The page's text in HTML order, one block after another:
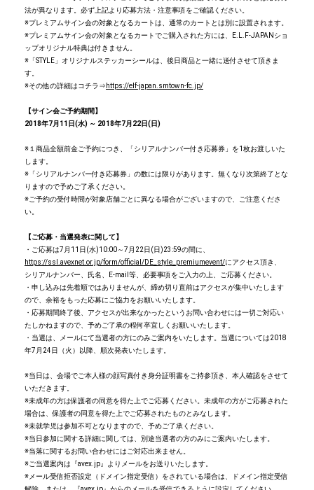
法が異なります。必ず上記より応募方法・注意事項をご確認ください。
※プレミアムサイン会の対象となるカートは、通常のカートとは別に設置されます。
※プレミアムサイン会の対象となるカートでご購入された方には、E.L.F-JAPANショ
ップオリジナル特典は付きません。
※「STYLE」オリジナルステッカーシールは、後日商品と一緒に送付させて頂きま
す。
※その他の詳細はコチラ⇒ https://elf-japan.smtown-fc.jp/
【サイン会ご予約期間】
2018年7月11日(水) ～ 2018年7月22日(日)
※１商品全額前金ご予約につき、「シリアルナンバー付き応募券」を1枚お渡しいた
します。
※「シリアルナンバー付き応募券」の数には限りがあります。無くなり次第終了とな
りますので予めご了承ください。
※ご予約の受付時間が対象店舗ごとに異なる場合がございますので、ご注意くださ
い。
【ご応募・当選発表に関して】
・ご応募は7月11日(水)10:00～7月22日(日)23:59の間に、
https://ssl.avexnet.or.jp/form/official/DE_style_premiumevent/にアクセス頂き、
シリアルナンバー、氏名、E-mail等、必要事項をご入力の上、ご応募ください。
・申し込みは先着順ではありませんが、締め切り直前はアクセスが集中いたします
ので、余裕をもった応募にご協力をお願いいたします。
・応募期間終了後、アクセスが出来なかったというお問い合わせには一切ご対応い
たしかねますので、予めご了承の程何卒宜しくお願いいたします。
・当選は、メールにて当選者の方にのみご案内をいたします。当選については2018
年7月24日（火）以降、順次発表いたします。
※当日は、会場でご本人様の顔写真付き身分証明書をご持参頂き、本人確認をさせて
いただきます。
※未成年の方は保護者の同意を得た上でご応募ください。未成年の方がご応募された
場合は、保護者の同意を得た上でご応募されたものとみなします。
※未就学児は参加不可となりますので、予めご了承ください。
※当日参加に関する詳細に関しては、別途当選者の方のみにご案内いたします。
※当落に関するお問い合わせにはご対応出来ません。
※ご当選案内は『avex.jp』よりメールをお送りいたします。
※メール受信拒否設定（ドメイン指定受信）をされている場合は、ドメイン指定受信